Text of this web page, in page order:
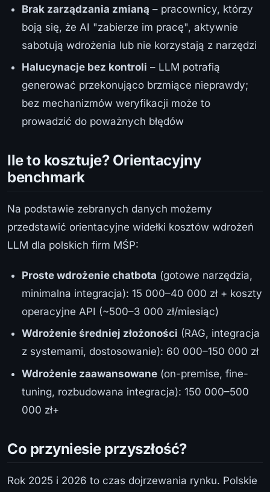
Brak zarządzania zmianą – pracownicy, którzy
boją się, że AI "zabierze im pracę", aktywnie
sabotują wdrożenia lub nie korzystają z narzędzi
Halucynacje bez kontroli – LLM potrafią
generować przekonująco brzmiące nieprawdy;
bez mechanizmów weryfikacji może to
prowadzić do poważnych błędów
Ile to kosztuje? Orientacyjny
benchmark
Na podstawie zebranych danych możemy
przedstawić orientacyjne widełki kosztów wdrożeń
LLM dla polskich firm MŚP:
Proste wdrożenie chatbota (gotowe narzędzia,
minimalna integracja): 15 000–40 000 zł + koszty
operacyjne API (~500–3 000 zł/miesiąc)
Wdrożenie średniej złożoności (RAG, integracja
z systemami, dostosowanie): 60 000–150 000 zł
Wdrożenie zaawansowane (on-premise, fine-
tuning, rozbudowana integracja): 150 000–500
000 zł+
Co przyniesie przyszłość?
Rok 2025 i 2026 to czas dojrzewania rynku. Polskie